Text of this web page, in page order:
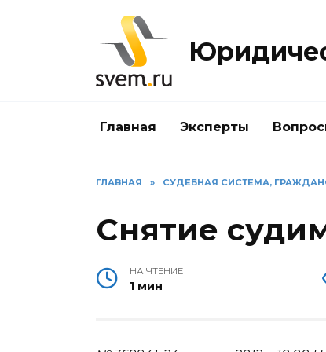
Главная Эксперты
ГЛАВНАЯ » СУДЕБНАЯ СИСТЕМА,
Снятие
НА ЧТЕНИЕ
1 мин